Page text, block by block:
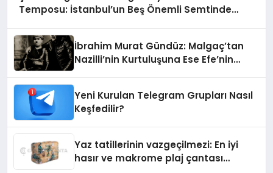
Temposu: İstanbul’un Beş Önemli Semtinde
İbrahim Murat Gündüz: Malgaç’tan
Nazilli’nin Kurtuluşuna Ese Efe’nin
Yeni Kurulan Telegram Grupları Nasıl
Keşfedilir?
Yaz tatillerinin vazgeçilmezi: En iyi
hasır ve makrome plaj çantası